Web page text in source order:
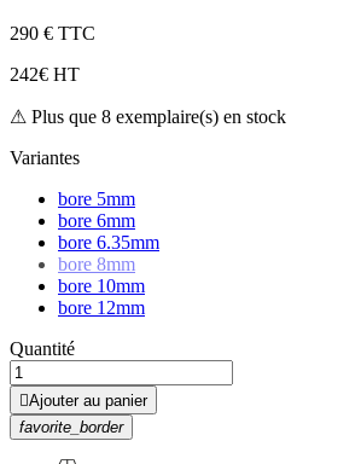
290 € TTC
242€ HT
⚠ Plus que 8 exemplaire(s) en stock
Variantes
bore 5mm
bore 6mm
bore 6.35mm
bore 8mm
bore 10mm
bore 12mm
Quantité
Ajouter au panier
favorite_border